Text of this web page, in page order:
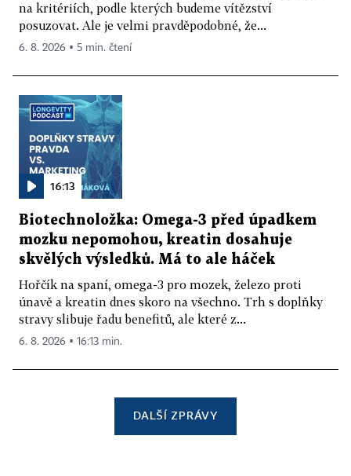
na kritériích, podle kterých budeme vítězství
posuzovat. Ale je velmi pravděpodobné, že...
6. 8. 2026 ▪ 5 min. čtení
16:13
Biotechnoložka: Omega-3 před úpadkem
mozku nepomohou, kreatin dosahuje
skvělých výsledků. Má to ale háček
Hořčík na spaní, omega-3 pro mozek, železo proti
únavě a kreatin dnes skoro na všechno. Trh s doplňky
stravy slibuje řadu benefitů, ale které z...
6. 8. 2026 ▪ 16:13 min.
DALŠÍ ZPRÁVY